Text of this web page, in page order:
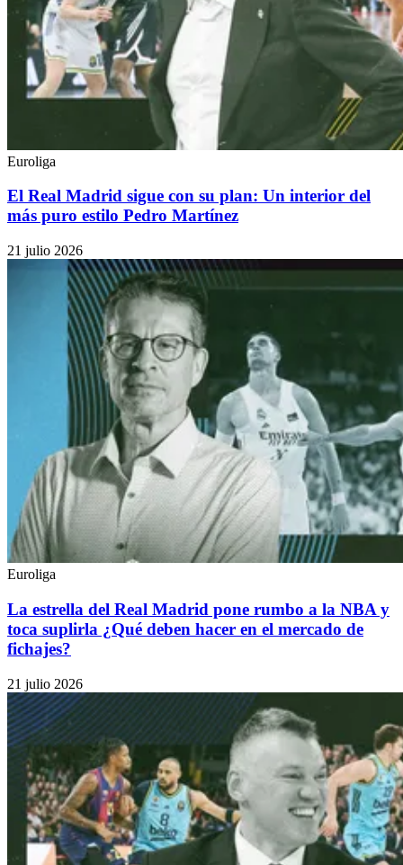
Euroliga
El Real Madrid sigue con su plan: Un interior del
más puro estilo Pedro Martínez
21 julio 2026
Euroliga
La estrella del Real Madrid pone rumbo a la NBA y
toca suplirla ¿Qué deben hacer en el mercado de
fichajes?
21 julio 2026